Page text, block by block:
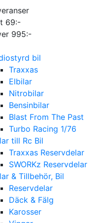
69:-
995:-
bil
Traxxas
Elbilar
Nitrobilar
Bensinbilar
Blast From The Past
Turbo Racing 1/76
till Rc Bil
Traxxas Reservdelar
SWORKz Reservdelar
& Tillbehör, Bil
Reservdelar
Däck & Fälg
Karosser